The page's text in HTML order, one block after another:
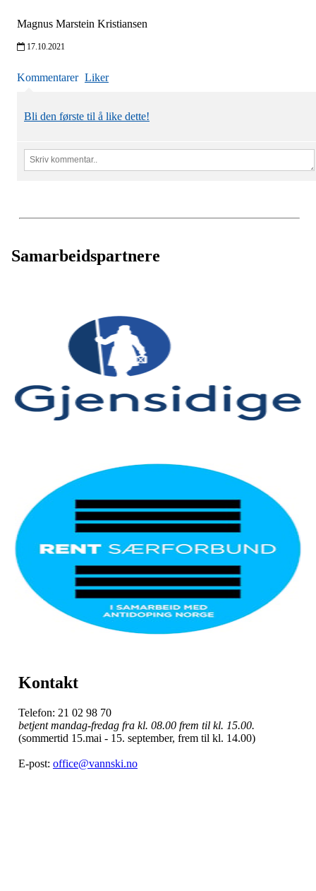
Magnus Marstein Kristiansen
17.10.2021
Kommentarer Liker
Bli den første til å like dette!
Samarbeidspartnere
Kontakt
Telefon: 21 02 98 70
betjent mandag-fredag fra kl. 08.00 frem til kl. 15.00.
(sommertid 15.mai - 15. september, frem til kl. 14.00)
E-post: office@vannski.no